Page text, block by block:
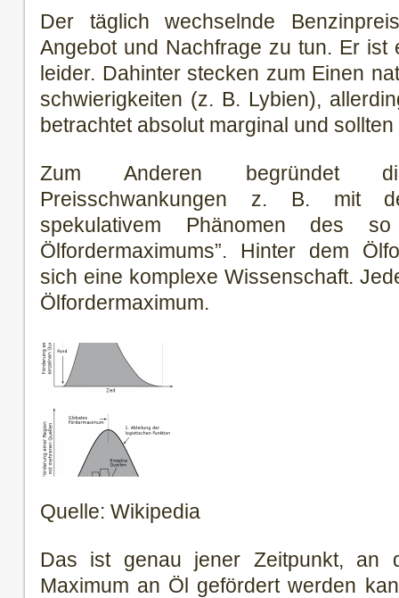
Der täglich wechselnde
Angebot und Nachfrage zu tun. Er ist
leider. Dahinter stecken zum Einen
schwierigkeiten (z. B. Lybien),
betrachtet absolut marginal und
Zum Anderen begründet
Preisschwankungen z. B. mit
spekulativem Phänomen des so
Ölfordermaximums”. Hinter dem
sich eine komplexe Wissenschaft.
Ölfordermaximum.
Quelle: Wikipedia
Das ist genau jener Zeitpunkt, an
Maximum an Öl gefördert werden